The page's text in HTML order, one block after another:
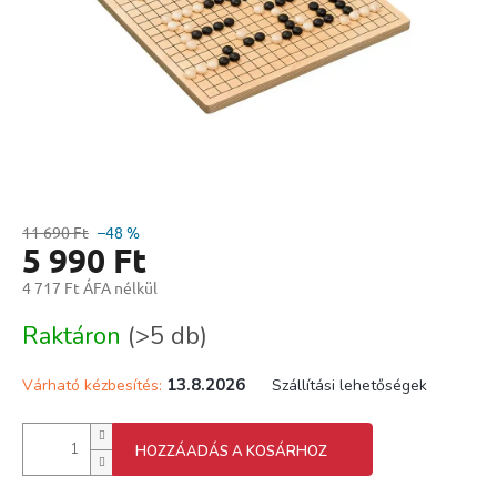
11 690 Ft –48 %
5 990 Ft
4 717 Ft ÁFA nélkül
Raktáron (>5 db)
Várható kézbesítés: 13.8.2026 Szállítási lehetőségek
HOZZÁADÁS A KOSÁRHOZ